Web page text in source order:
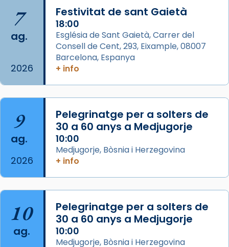
📸 J. Merino
Photo
View on Facebook · Share
Arquebisbat de Barcelona
2 weeks ago
missa d’acció de gràcies en agraïment al
comitè organitzador de la visita apostòlica
del Sant Pare Lleó XIV a Barcelona, i als
col·laboradors, a la Catedral de Barcelona.
Mons. David Abadías.
📸 Dr. G. Simón
Photo
7
ag.
2026
Festivitat de sant Gaietà
18:00
Església de Sant Gaietà, Carrer del
Consell de Cent, 293, Eixample, 08007
Barcelona, Espanya
+ info
9
ag.
2026
Pelegrinatge per a solters de
30 a 60 anys a Medjugorje
10:00
Medjugorje, Bòsnia i Herzegovina
+ info
10
ag.
Pelegrinatge per a solters de
30 a 60 anys a Medjugorje
10:00
Medjugorje, Bòsnia i Herzegovina